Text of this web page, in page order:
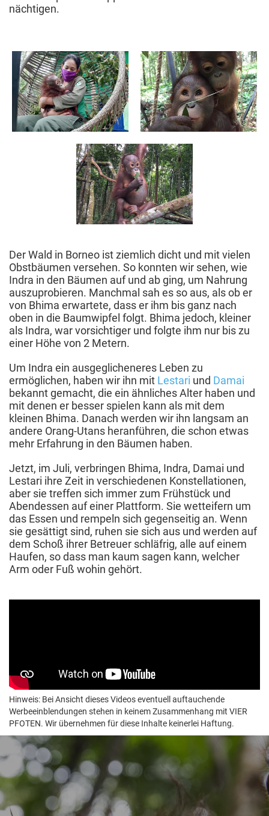
nächtigen.
Der Wald in Borneo ist ziemlich dicht und mit vielen
Obstbäumen versehen. So konnten wir sehen, wie
Indra in den Bäumen auf und ab ging, um Nahrung
auszuprobieren. Manchmal sah es so aus, als ob er
von Bhima erwartete, dass er ihm bis ganz nach
oben in die Baumwipfel folgt. Bhima jedoch, kleiner
als Indra, war vorsichtiger und folgte ihm nur bis zu
einer Höhe von 2 Metern.
Um Indra ein ausgeglicheneres Leben zu
ermöglichen, haben wir ihn mit Lestari und Damai
bekannt gemacht, die ein ähnliches Alter haben und
mit denen er besser spielen kann als mit dem
kleinen Bhima. Danach werden wir ihn langsam an
andere Orang-Utans heranführen, die schon etwas
mehr Erfahrung in den Bäumen haben.
Jetzt, im Juli, verbringen Bhima, Indra, Damai und
Lestari ihre Zeit in verschiedenen Konstellationen,
aber sie treffen sich immer zum Frühstück und
Abendessen auf einer Plattform. Sie wetteifern um
das Essen und rempeln sich gegenseitig an. Wenn
sie gesättigt sind, ruhen sie sich aus und werden auf
dem Schoß ihrer Betreuer schläfrig, alle auf einem
Haufen, so dass man kaum sagen kann, welcher
Arm oder Fuß wohin gehört.
Hinweis: Bei Ansicht dieses Videos eventuell auftauchende
Werbeeinblendungen stehen in keinem Zusammenhang mit VIER
PFOTEN. Wir übernehmen für diese Inhalte keinerlei Haftung.